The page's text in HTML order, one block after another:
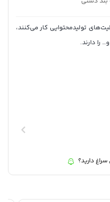
تولیدمحتوایی کار می‌کنند،
را دارند.
دارید؟